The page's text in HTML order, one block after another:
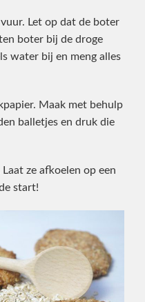
Let op dat de boter
boter bij de droge
water bij en meng alles
Maak met behulp
balletjes en druk die
ze afkoelen op een
start!